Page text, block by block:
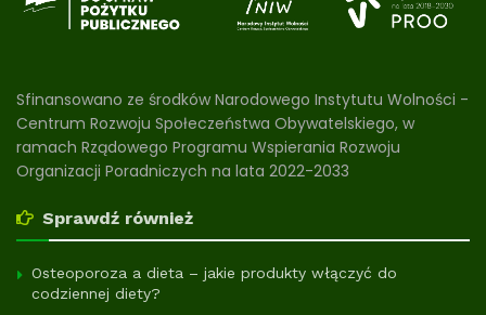
Sfinansowano ze środków Narodowego Instytutu Wolności -
Centrum Rozwoju Społeczeństwa Obywatelskiego, w
ramach Rządowego Programu Wspierania Rozwoju
Organizacji Poradniczych na lata 2022-2033
Sprawdź również
Osteoporoza a dieta – jakie produkty włączyć do
codziennej diety?